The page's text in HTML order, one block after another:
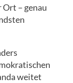
– genau
weitet